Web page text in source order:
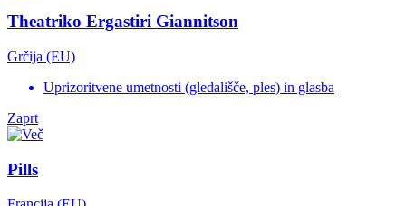
Theatriko Ergastiri Giannitson
Grčija (EU)
Uprizoritvene umetnosti (gledališče, ples) in glasba
Zaprt
Pills